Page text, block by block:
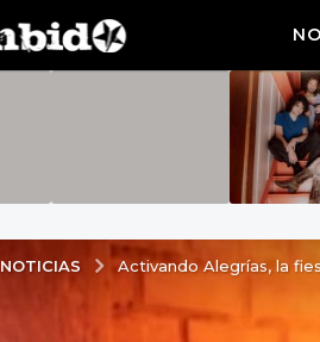
NOTICIAS Activando Alegrías, la